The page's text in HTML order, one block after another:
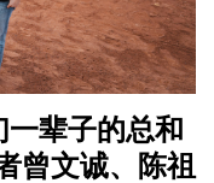
辈子的总和
曾文诚、陈祖